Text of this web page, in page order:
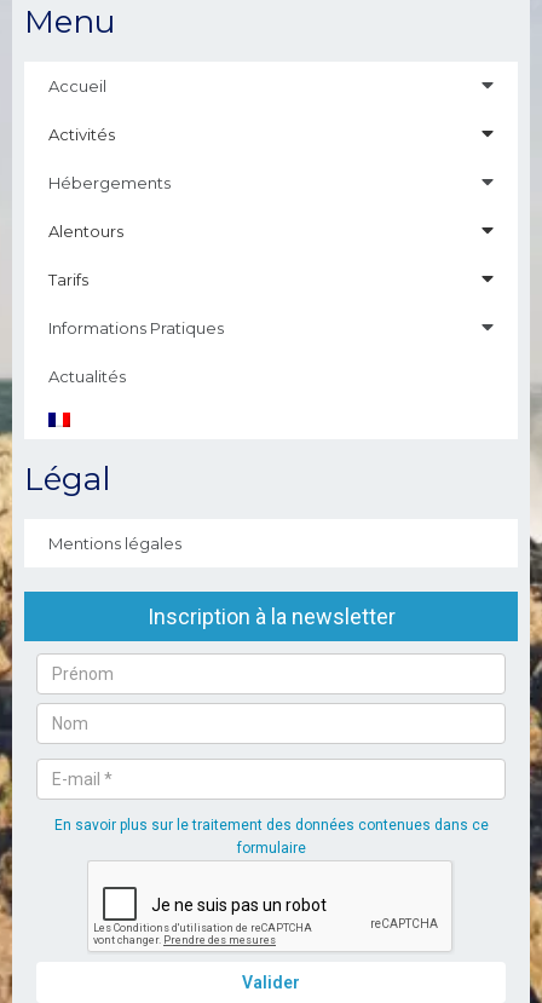
Menu
Accueil
Activités
Hébergements
Alentours
Tarifs
Informations Pratiques
Actualités
Légal
Mentions légales